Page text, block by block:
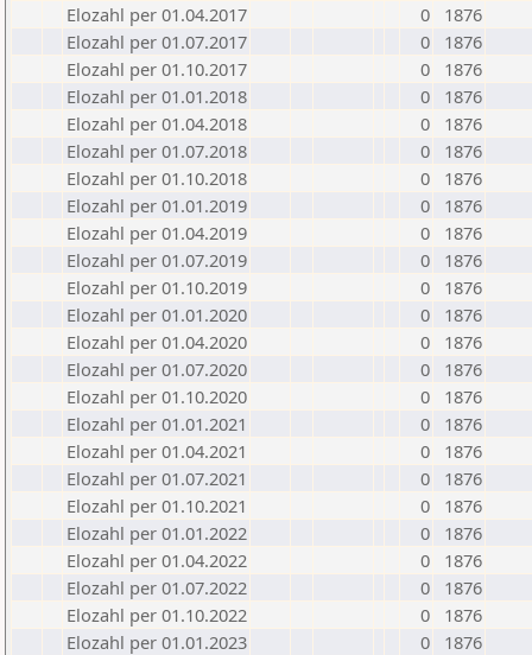
Elozahl per 01.04.2017
0
1876
Elozahl per 01.07.2017
0
1876
Elozahl per 01.10.2017
0
1876
Elozahl per 01.01.2018
0
1876
Elozahl per 01.04.2018
0
1876
Elozahl per 01.07.2018
0
1876
Elozahl per 01.10.2018
0
1876
Elozahl per 01.01.2019
0
1876
Elozahl per 01.04.2019
0
1876
Elozahl per 01.07.2019
0
1876
Elozahl per 01.10.2019
0
1876
Elozahl per 01.01.2020
0
1876
Elozahl per 01.04.2020
0
1876
Elozahl per 01.07.2020
0
1876
Elozahl per 01.10.2020
0
1876
Elozahl per 01.01.2021
0
1876
Elozahl per 01.04.2021
0
1876
Elozahl per 01.07.2021
0
1876
Elozahl per 01.10.2021
0
1876
Elozahl per 01.01.2022
0
1876
Elozahl per 01.04.2022
0
1876
Elozahl per 01.07.2022
0
1876
Elozahl per 01.10.2022
0
1876
Elozahl per 01.01.2023
0
1876